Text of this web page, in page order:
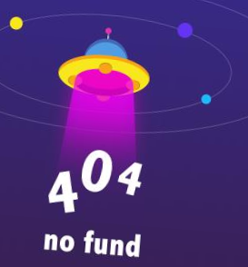
泰吉文苑”征稿启事
学接待中心四楼会议室座无虚席，
领导，在此隆重举行毕业10周年师
聚会表示热烈的欢迎，简要介绍了